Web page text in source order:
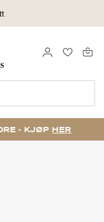
LOGG INN
- KJØP HER